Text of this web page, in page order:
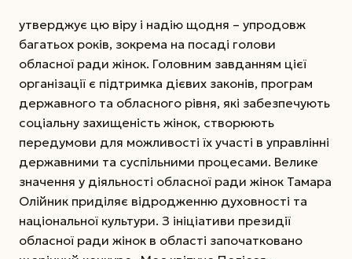
утверджує цю віру і надію щодня – упродовж
багатьох років, зокрема на посаді голови
обласної ради жінок. Головним завданням цієї
організації є підтримка дієвих законів, програм
державного та обласного рівня, які забезпечують
соціальну захищеність жінок, створюють
передумови для можливості їх участі в управлінні
державними та суспільними процесами. Велике
значення у діяльності обласної ради жінок Тамара
Олійник приділяє відродженню духовності та
національної культури. З ініціативи президії
обласної ради жінок в області започатковано